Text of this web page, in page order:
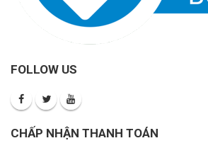
FOLLOW US
CHẤP NHẬN THANH TOÁN